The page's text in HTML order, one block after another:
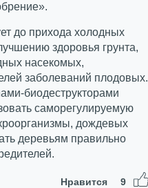
до прихода холодных
здоровья грунта,
насекомых,
заболеваний плодовых.
биодеструкторами
саморегулируемую
дождевых
деревьям правильно
Нравится 9